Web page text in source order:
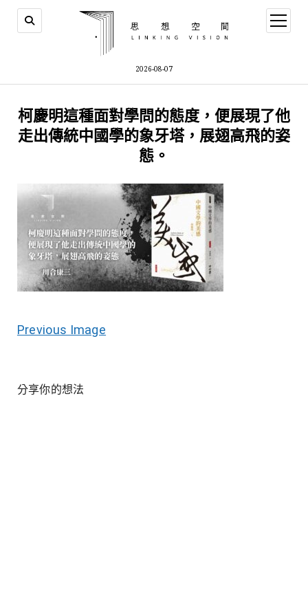
2026-08-07
open
menu
柯慶明這種面對學問的態度，便展現了他
走出傳統中國學的象牙塔，展翅高飛的姿
態。
Previous Image
分享你的想法